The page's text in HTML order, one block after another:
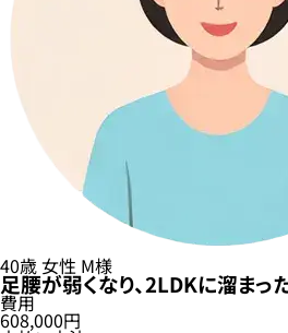
40歳女性 M様
足腰が弱くなり、2LDKに溜ま
費用
608,000円